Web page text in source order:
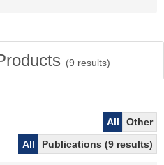
(9 results)
All
Other
All
Publications (9 results)